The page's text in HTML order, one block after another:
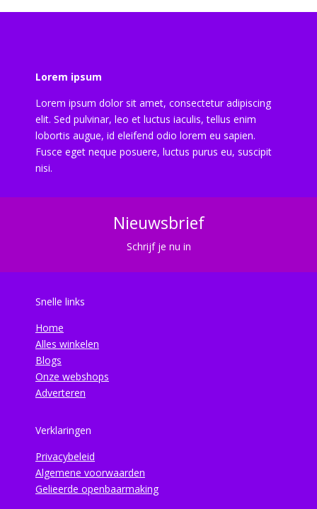
Lorem ipsum
Lorem ipsum dolor sit amet, consectetur adipiscing
elit. Sed pulvinar, leo et luctus iaculis, tellus enim
lobortis augue, id eleifend odio lorem eu sapien.
Fusce eget neque posuere, luctus purus eu, suscipit
nisi.
Nieuwsbrief
Schrijf je nu in
Snelle links
Home
Alles winkelen
Blogs
Onze webshops
Adverteren
Verklaringen
Privacybeleid
Algemene voorwaarden
Gelieerde openbaarmaking